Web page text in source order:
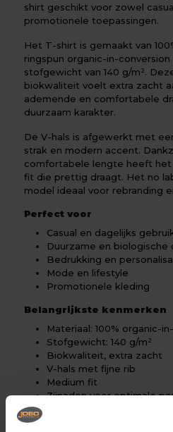
shirt geschikt voor zowel
promotionele toepassingen.
Het T-shirt is gemaakt van
ringspun organic-in-
stofgewicht van 140 g/m².
biokwaliteit voelt extra zacht
ademende en comfortabele
duurzaam karakter.
De V-hals is afgewerkt met
strak en modern accent.
comfortabele lengte heeft
fit die prettig draagt. Het no
model ideaal voor rebranding
Perfect voor
Casual en dagelijks
Duurzame en biologische
Bedrukking en
Mode en lifestyle
Promotionele kleding
Belangrijkste kenmerken
Materiaal: 100% organic-
Stofgewicht: 140 g/m²
Biokwaliteit, extra zacht
V-hals met fijne rib
Medium fit
Zijnaden voor optimale